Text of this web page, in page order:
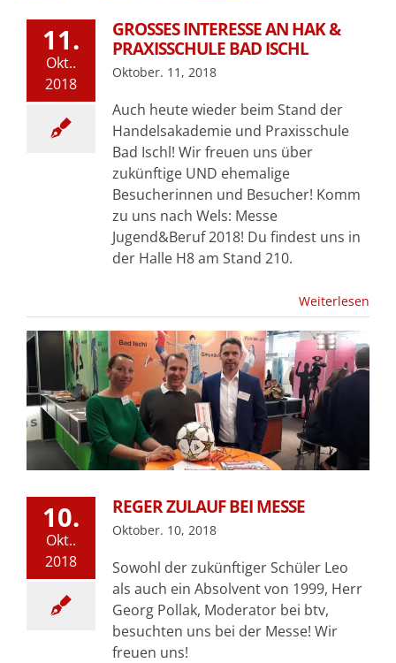
11.
Okt..
2018
GROSSES INTERESSE AN HAK & P
RAXISSCHULE BAD ISCHL
Oktober. 11, 2018
Auch heute wieder beim Stand der
Handelsakademie und Praxisschule
Bad Ischl! Wir freuen uns über
zukünftige UND ehemalige
Besucherinnen und Besucher! Komm
zu uns nach Wels: Messe
Jugend&Beruf 2018! Du findest uns in
der Halle H8 am Stand 210.
Weiterlesen
10.
Okt..
2018
REGER ZULAUF BEI MESSE
Oktober. 10, 2018
Sowohl der zukünftiger Schüler Leo
als auch ein Absolvent von 1999, Herr
Georg Pollak, Moderator bei btv,
besuchten uns bei der Messe! Wir
freuen uns!